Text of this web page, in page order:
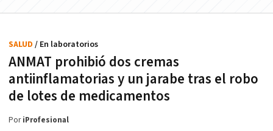
ANMAT prohibió dos cremas
antiinflamatorias y un jarabe tras el robo
de lotes de medicamentos
SALUD / En laboratorios
PoriProfesional